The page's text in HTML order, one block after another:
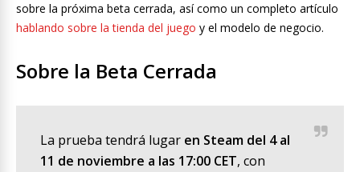
sobre la próxima beta cerrada, así como un completo artículo
hablando sobre la tienda del juego y el modelo de negocio.
Sobre la Beta Cerrada
La prueba tendrá lugar en Steam del 4 al
11 de noviembre a las 17:00 CET, con